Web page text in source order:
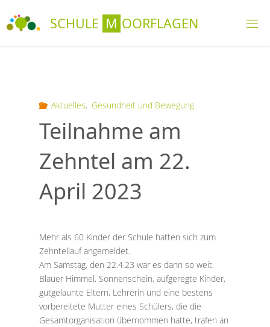
content
SCHULE M OORFLAGEN
Aktuelles, Gesundheit und Bewegung
Teilnahme am
Zehntel am 22.
April 2023
Mehr als 60 Kinder der Schule hatten sich zum
Zehntellauf angemeldet.
Am Samstag, den 22.4.23 war es dann so weit.
Blauer Himmel, Sonnenschein, aufgeregte Kinder,
gutgelaunte Eltern, Lehrerin und eine bestens
vorbereitete Mutter eines Schülers, die die
Gesamtorganisation übernommen hatte, trafen an